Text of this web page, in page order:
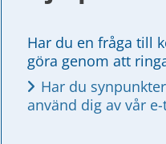
Har du en fråga till
göra genom att
Har du
använd dig av vår